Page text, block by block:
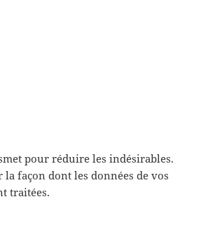
pour réduire les indésirables.
façon dont les données de vos
traitées.